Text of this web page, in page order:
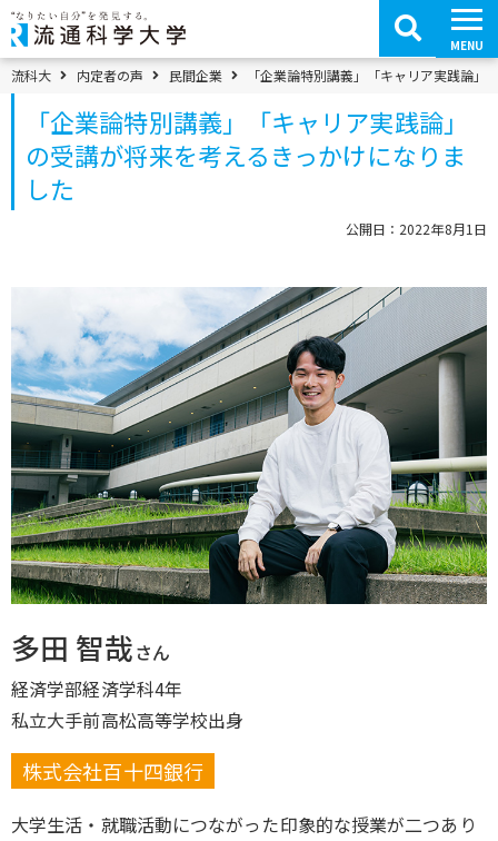
コ
ン
テ
ン
ツ
へ
移
MENU
パンくずメニュー
流科大 内定者の声 民間企業 「企業論特別講義」「キャリア実践論
「企業論特別講義」「キャリア実践論」
の受講が将来を考えるきっかけになりま
した
公開日：2022年8月1日
多田 智哉さん
経済学部経済学科4年
私立大手前高松高等学校出身
株式会社百十四銀行
大学生活・就職活動につながった印象的な授業が二つあり